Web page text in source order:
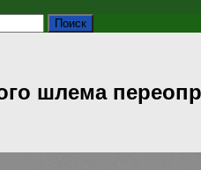
шлема